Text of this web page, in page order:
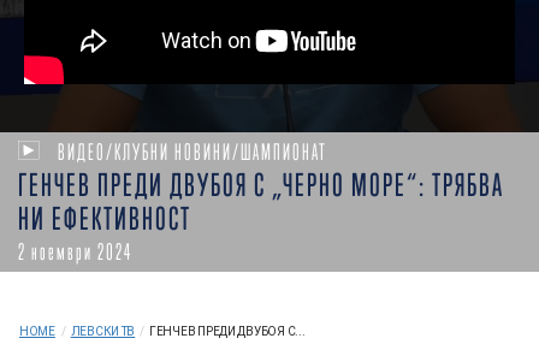
ВИДЕО/КЛУБНИ НОВИНИ/ШАМПИОНАТ
ГЕНЧЕВ ПРЕДИ ДВУБОЯ С „ЧЕРНО МОРЕ“: ТРЯБВА
НИ ЕФЕКТИВНОСТ
2 ноември 2024
HOME / ЛЕВСКИ ТВ / ГЕНЧЕВ ПРЕДИ ДВУБОЯ С...